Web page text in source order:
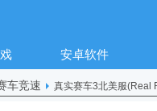
安卓软件
车竞速 真实赛车3北美服(Real